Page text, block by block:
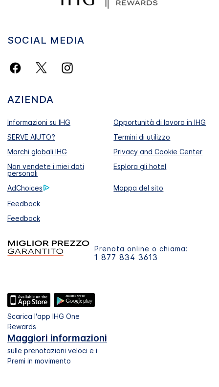
SOCIAL MEDIA
AZIENDA
Informazioni su IHG
Opportunità di lavoro in IHG
SERVE AIUTO?
Termini di utilizzo
Marchi globali IHG
Privacy and Cookie Center
Non vendete i miei dati
personali
Esplora gli hotel
AdChoices
Mappa del sito
Feedback
Feedback
Prenota online o chiama:
1 877 834 3613
Scarica l'app IHG One
Rewards
Maggiori informazioni
sulle prenotazioni veloci e i
Premi in movimento